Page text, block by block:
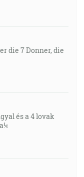
die 7 Donner, die
és a 4 lovak